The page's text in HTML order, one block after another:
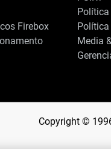
Firebox
Política
Media
Copyright ©
concorda com o